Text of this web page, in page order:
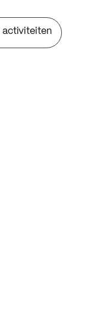
activiteiten